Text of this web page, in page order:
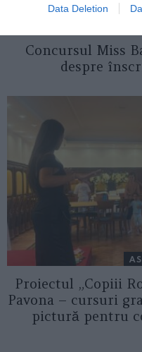
Data Deletion
Concursul Miss
despre
Proiectul „Copiii
Pavona – cursuri
pictură pentru